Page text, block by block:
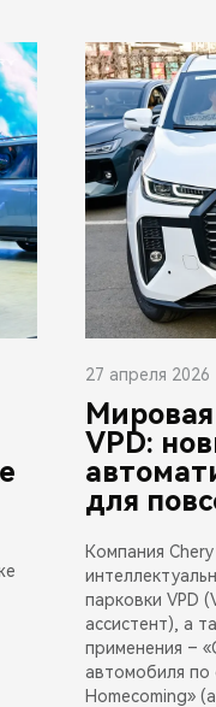
27 апреля 2026
VPD:
для
Компания
парковки VPD
ассистент), а
применения –
автомобиля
Homecoming»